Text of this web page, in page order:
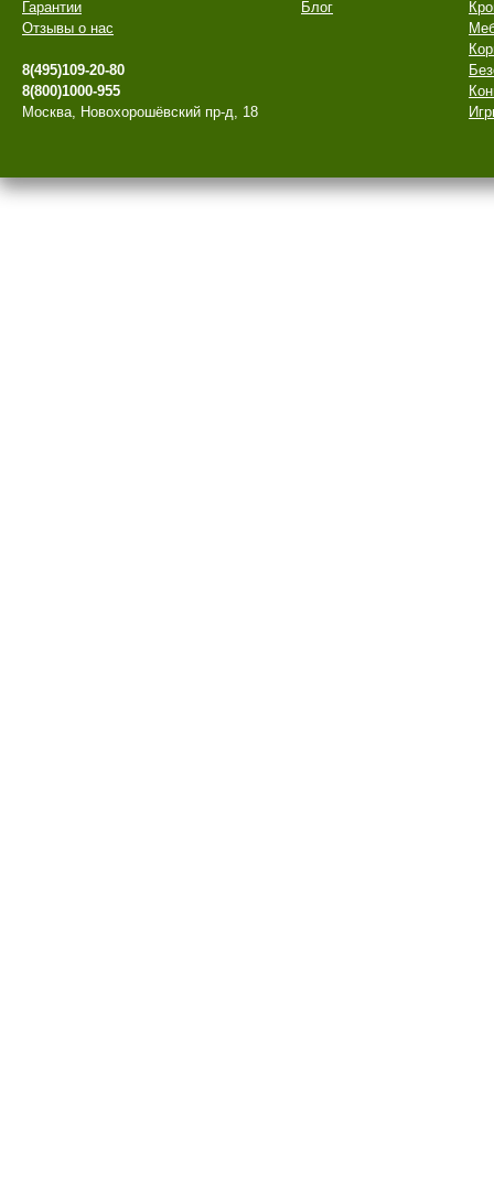
Гарантии
Отзывы о нас
8(495)109-20-80
8(800)1000-955
Москва, Новохорошёвский пр-д, 18
Блог